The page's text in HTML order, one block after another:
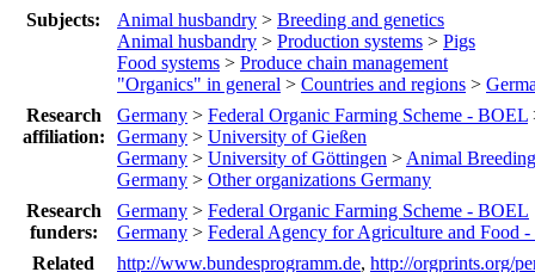
Subjects:
Animal husbandry > Breeding and genetics
Animal husbandry > Production systems > Pigs
Food systems > Produce chain management
"Organics" in general > Countries and regions >
Research
affiliation:
Germany > Federal Organic Farming Scheme - BOEL
Germany > University of Gießen
Germany > University of Göttingen > Animal
Germany > Other organizations Germany
Research
funders:
Germany > Federal Organic Farming Scheme - BOEL
Germany > Federal Agency for Agriculture and Food
Related
http://www.bundesprogramm.de, http://orgprints.org/